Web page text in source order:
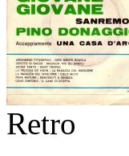
Retro